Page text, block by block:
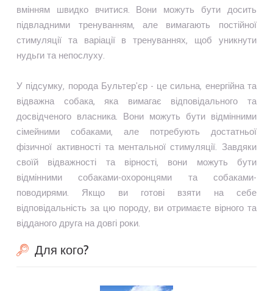
вмінням швидко вчитися. Вони можуть бути досить
підвладними тренуванням, але вимагають постійної
стимуляції та варіації в тренуваннях, щоб уникнути
нудьги та непослуху.
У підсумку, порода Бультер'єр - це сильна, енергійна та
відважна собака, яка вимагає відповідального та
досвідченого власника. Вони можуть бути відмінними
сімейними собаками, але потребують достатньої
фізичної активності та ментальної стимуляції. Завдяки
своїй відважності та вірності, вони можуть бути
відмінними собаками-охоронцями та собаками-
поводирями. Якщо ви готові взяти на себе
відповідальність за цю породу, ви отримаєте вірного та
відданого друга на довгі роки.
Для кого?